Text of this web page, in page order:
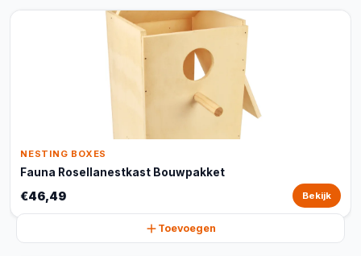
NESTING BOXES
Fauna Rosellanestkast Bouwpakket
€46,49 Bekijk
Toevoegen